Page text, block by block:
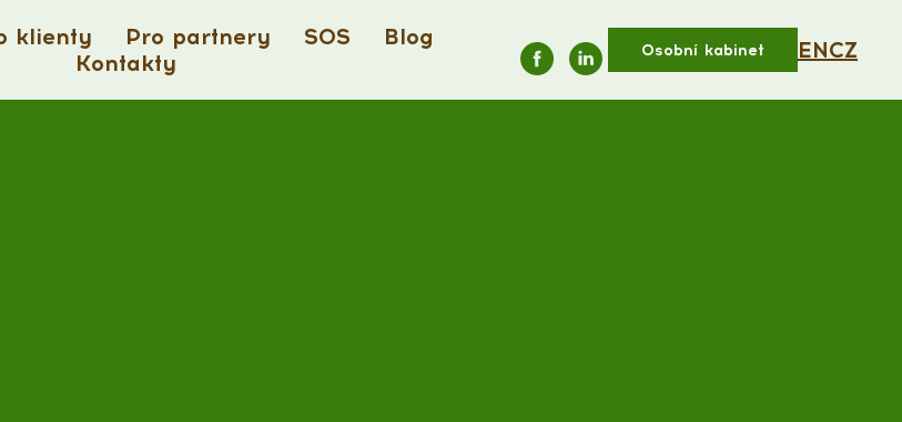
klienty Pro partnery SOS
Blog
Kontakty
Osobní kabinet ENCZ